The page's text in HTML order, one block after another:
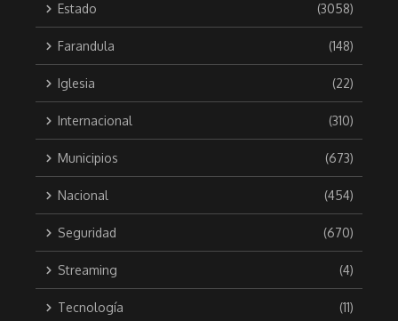
Estado (3058)
Farandula (148)
Iglesia (22)
Internacional (310)
Municipios (673)
Nacional (454)
Seguridad (670)
Streaming (4)
Tecnología (11)